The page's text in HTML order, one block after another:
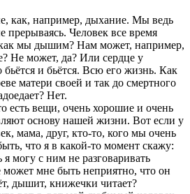
как, например, дыхание. Мы ведь
Человек все время
мы дышим? Нам может, например,
Не может, да? Или сердце у
бьётся и бьётся. Всю его жизнь. Как
матери своей и так до смертного
Нет.
есть вещи, очень хорошие и очень
основу нашей жизни. Вот если у
мама, друг, кто-то, кого мы очень
что я в какой-то момент скажу:
я могу с ним не разговаривать
может мне быть неприятно, что он
дышит, книжечки читает?